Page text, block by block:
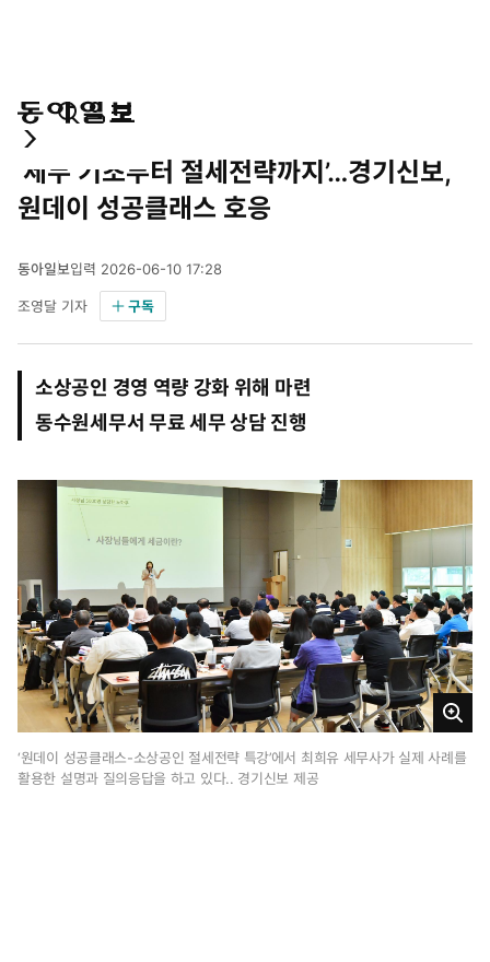
통
검
색
마
페
이
지
전
메
뉴
펼
기
사회
‘세무 기초부터 절세전략까지’…경기신보,
원데이 성공클래스 호응
동아일보입력 2026-06-10 17:28
0
6
월
1
1
분
조영달 기자 구독
소상공인 경영 역량 강화 위해 마련
동수원세무서 무료 세무 상담 진행
크
게
‘원데이 성공클래스-소상공인 절세전략 특강’에서 최희유 세무사가 실제 사례를
활용한 설명과 질의응답을 하고 있다.. 경기신보 제공